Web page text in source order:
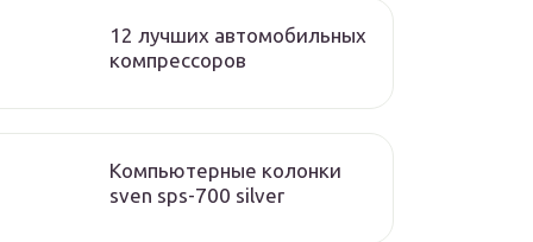
12 лучших автомобильных
компрессоров
Компьютерные колонки
sven sps-700 silver